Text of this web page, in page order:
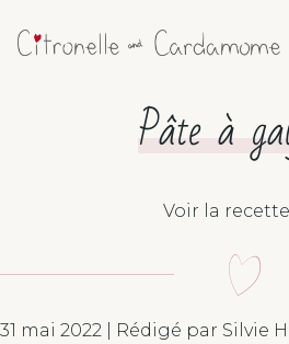
Pâte à
Voir la recette
31 mai 2022 | Rédigé par Silvie